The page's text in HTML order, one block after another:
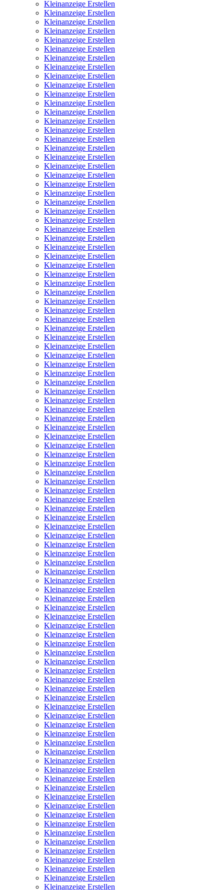
Kleinanzeige Erstellen
Kleinanzeige Erstellen
Kleinanzeige Erstellen
Kleinanzeige Erstellen
Kleinanzeige Erstellen
Kleinanzeige Erstellen
Kleinanzeige Erstellen
Kleinanzeige Erstellen
Kleinanzeige Erstellen
Kleinanzeige Erstellen
Kleinanzeige Erstellen
Kleinanzeige Erstellen
Kleinanzeige Erstellen
Kleinanzeige Erstellen
Kleinanzeige Erstellen
Kleinanzeige Erstellen
Kleinanzeige Erstellen
Kleinanzeige Erstellen
Kleinanzeige Erstellen
Kleinanzeige Erstellen
Kleinanzeige Erstellen
Kleinanzeige Erstellen
Kleinanzeige Erstellen
Kleinanzeige Erstellen
Kleinanzeige Erstellen
Kleinanzeige Erstellen
Kleinanzeige Erstellen
Kleinanzeige Erstellen
Kleinanzeige Erstellen
Kleinanzeige Erstellen
Kleinanzeige Erstellen
Kleinanzeige Erstellen
Kleinanzeige Erstellen
Kleinanzeige Erstellen
Kleinanzeige Erstellen
Kleinanzeige Erstellen
Kleinanzeige Erstellen
Kleinanzeige Erstellen
Kleinanzeige Erstellen
Kleinanzeige Erstellen
Kleinanzeige Erstellen
Kleinanzeige Erstellen
Kleinanzeige Erstellen
Kleinanzeige Erstellen
Kleinanzeige Erstellen
Kleinanzeige Erstellen
Kleinanzeige Erstellen
Kleinanzeige Erstellen
Kleinanzeige Erstellen
Kleinanzeige Erstellen
Kleinanzeige Erstellen
Kleinanzeige Erstellen
Kleinanzeige Erstellen
Kleinanzeige Erstellen
Kleinanzeige Erstellen
Kleinanzeige Erstellen
Kleinanzeige Erstellen
Kleinanzeige Erstellen
Kleinanzeige Erstellen
Kleinanzeige Erstellen
Kleinanzeige Erstellen
Kleinanzeige Erstellen
Kleinanzeige Erstellen
Kleinanzeige Erstellen
Kleinanzeige Erstellen
Kleinanzeige Erstellen
Kleinanzeige Erstellen
Kleinanzeige Erstellen
Kleinanzeige Erstellen
Kleinanzeige Erstellen
Kleinanzeige Erstellen
Kleinanzeige Erstellen
Kleinanzeige Erstellen
Kleinanzeige Erstellen
Kleinanzeige Erstellen
Kleinanzeige Erstellen
Kleinanzeige Erstellen
Kleinanzeige Erstellen
Kleinanzeige Erstellen
Kleinanzeige Erstellen
Kleinanzeige Erstellen
Kleinanzeige Erstellen
Kleinanzeige Erstellen
Kleinanzeige Erstellen
Kleinanzeige Erstellen
Kleinanzeige Erstellen
Kleinanzeige Erstellen
Kleinanzeige Erstellen
Kleinanzeige Erstellen
Kleinanzeige Erstellen
Kleinanzeige Erstellen
Kleinanzeige Erstellen
Kleinanzeige Erstellen
Kleinanzeige Erstellen
Kleinanzeige Erstellen
Kleinanzeige Erstellen
Kleinanzeige Erstellen
Kleinanzeige Erstellen
Kleinanzeige Erstellen